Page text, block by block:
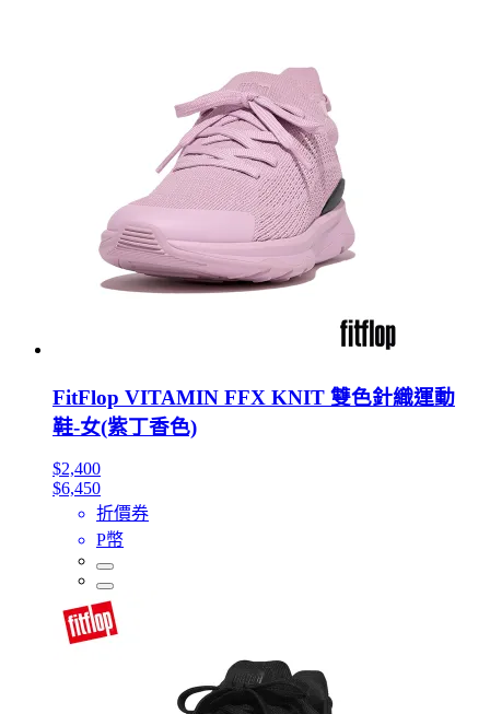
FitFlop VITAMIN FFX KNIT 雙色針織運動
鞋-女(紫丁香色)
$2,400
$6,450
折價券
P幣